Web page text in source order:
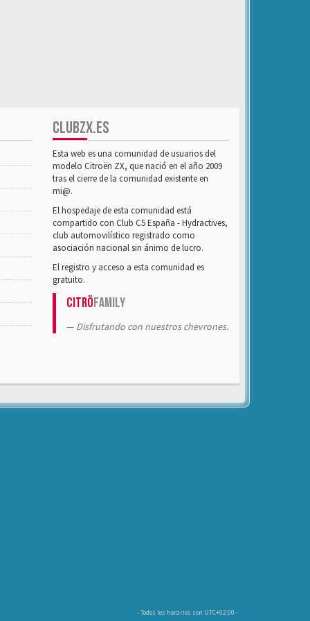
CLUBZX.ES
Esta web es una comunidad de usuarios del
modelo Citroën ZX, que nació en el año 2009
tras el cierre de la comunidad existente en
mi@.
El hospedaje de esta comunidad está
compartido con Club C5 España - Hydractives,
club automovilístico registrado como
asociación nacional sin ánimo de lucro.
El registro y acceso a esta comunidad es
gratuito.
CitröFamily
Disfrutando con nuestros chevrones.
- Todos los horarios son UTC+02:00 -